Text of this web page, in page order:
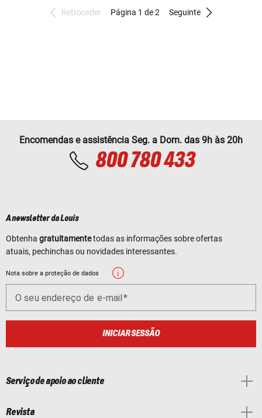
Retroceder Página 1 de 2 Seguinte
Encomendas e assistência Seg. a Dom. das 9h às 20h
800 780 433
A newsletter da Louis
Obtenha gratuitamentetodas as informações sobre ofertas
atuais, pechinchas ou novidades interessantes.
Nota sobre a proteção de dados
O seu endereço de e-mail
INICIAR SESSÃO
Serviço de apoio ao cliente
Revista